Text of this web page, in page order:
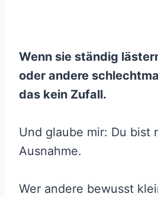
Wenn sie ständig
oder andere
das kein Zufall.
Und glaube mir: Du bist
Ausnahme.
Wer andere bewusst